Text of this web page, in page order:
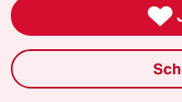
taz Archiv
Mehr taz Angebote
